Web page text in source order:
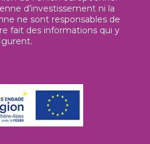
d’investissement ni la
ne sont responsables de
fait des informations qui y